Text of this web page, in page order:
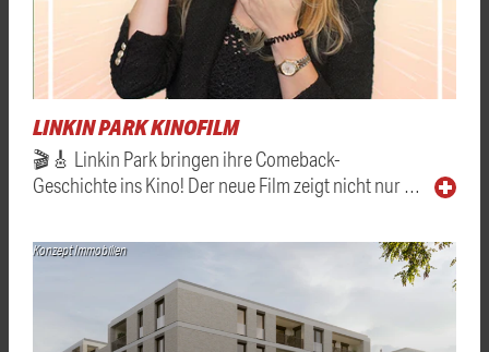
LINKIN PARK KINOFILM
🎬🎸 Linkin Park bringen ihre Comeback-
Geschichte ins Kino! Der neue Film zeigt nicht nur …
Konzept Immobilien